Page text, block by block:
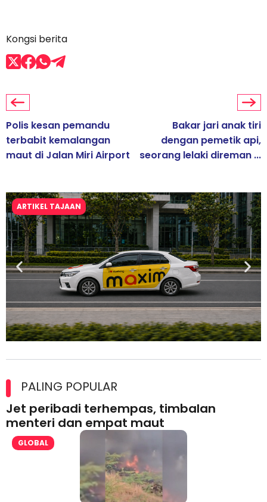
Kongsi berita
Polis kesan pemandu
terbabit kemalangan
maut di Jalan Miri Airport
Bakar jari anak tiri
dengan pemetik api,
seorang lelaki direman ...
ARTIKEL TAJAAN
lesen separuh pertama 2026
PALING POPULAR
Jet peribadi terhempas, timbalan
menteri dan empat maut
GLOBAL